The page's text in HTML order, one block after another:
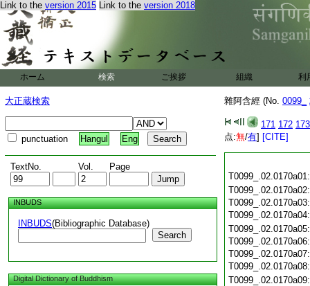
Link to the version 2015 Link to the version 2018
ホーム 検索 ご挨拶 組織 利
大正蔵検索
punctuation Hangul Eng
TextNo. Vol. Page
INBUDS
INBUDS(Bibliographic Database)
Search
Digital Dictionary of Buddhism
雜阿含經 (No. 0099_
171 172 173
点:無/有] [CITE]